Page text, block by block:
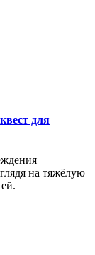
для
на тяжёлую